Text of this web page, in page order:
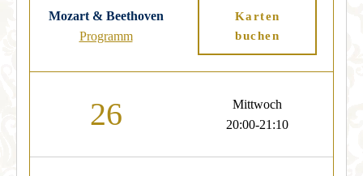
Mozart & Beethoven
Programm
Karten
buchen
26
Mittwoch
20:00-21:10